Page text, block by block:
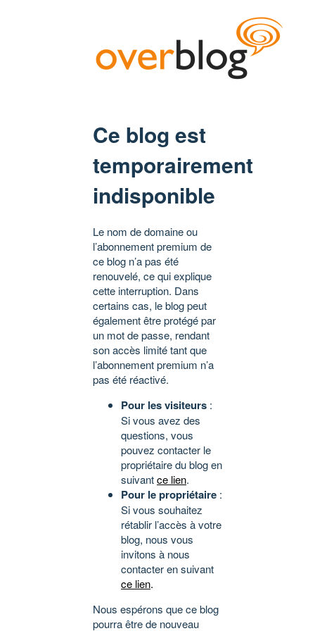
Ce blog est
temporairement
indisponible
Le nom de domaine ou
l’abonnement premium de
ce blog n’a pas été
renouvelé, ce qui explique
cette interruption. Dans
certains cas, le blog peut
également être protégé par
un mot de passe, rendant
son accès limité tant que
l’abonnement premium n’a
pas été réactivé.
Pour les visiteurs :
Si vous avez des
questions, vous
pouvez contacter le
propriétaire du blog en
suivantce lien.
Pour le propriétaire :
Si vous souhaitez
rétablir l’accès à votre
blog, nous vous
invitons à nous
contacter en suivant
ce lien.
Nous espérons que ce blog
pourra être de nouveau